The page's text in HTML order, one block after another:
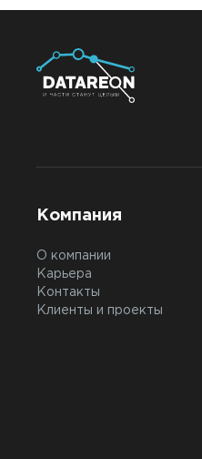
Компания
О компании
Карьера
Контакты
Клиенты и проекты